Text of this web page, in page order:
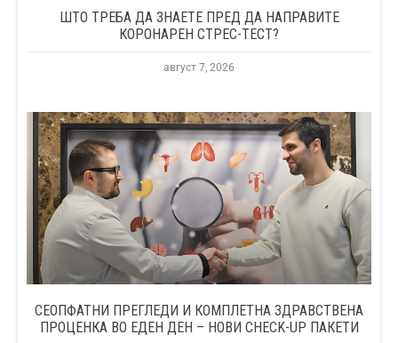
ШТО ТРЕБА ДА ЗНАЕТЕ ПРЕД ДА НАПРАВИТЕ
КОРОНАРЕН СТРЕС-ТЕСТ?
август 7, 2026
СЕОПФАТНИ ПРЕГЛЕДИ И КОМПЛЕТНА ЗДРАВСТВЕНА
ПРОЦЕНКА ВО ЕДЕН ДЕН – НОВИ CHECK-UP ПАКЕТИ